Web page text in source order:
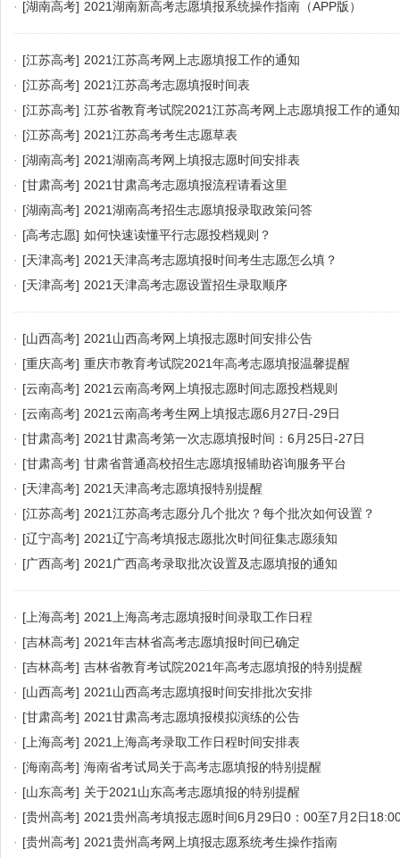
· [湖南高考] 2021湖南新高考志愿填报系统操作指南（APP版）
· [江苏高考] 2021江苏高考网上志愿填报工作的通知
· [江苏高考] 2021江苏高考志愿填报时间表
· [江苏高考] 江苏省教育考试院2021江苏高考网上志愿填报工作的通知
· [江苏高考] 2021江苏高考考生志愿草表
· [湖南高考] 2021湖南高考网上填报志愿时间安排表
· [甘肃高考] 2021甘肃高考志愿填报流程请看这里
· [湖南高考] 2021湖南高考招生志愿填报录取政策问答
· [高考志愿] 如何快速读懂平行志愿投档规则？
· [天津高考] 2021天津高考志愿填报时间考生志愿怎么填？
· [天津高考] 2021天津高考志愿设置招生录取顺序
· [山西高考] 2021山西高考网上填报志愿时间安排公告
· [重庆高考] 重庆市教育考试院2021年高考志愿填报温馨提醒
· [云南高考] 2021云南高考网上填报志愿时间志愿投档规则
· [云南高考] 2021云南高考考生网上填报志愿6月27日-29日
· [甘肃高考] 2021甘肃高考第一次志愿填报时间：6月25日-27日
· [甘肃高考] 甘肃省普通高校招生志愿填报辅助咨询服务平台
（https://gs.gaozhaobang.com）
· [天津高考] 2021天津高考志愿填报特别提醒
· [江苏高考] 2021江苏高考志愿分几个批次？每个批次如何设置？
· [辽宁高考] 2021辽宁高考填报志愿批次时间征集志愿须知
· [广西高考] 2021广西高考录取批次设置及志愿填报的通知
· [上海高考] 2021上海高考志愿填报时间录取工作日程
· [吉林高考] 2021年吉林省高考志愿填报时间已确定
· [吉林高考] 吉林省教育考试院2021年高考志愿填报的特别提醒
· [山西高考] 2021山西高考志愿填报时间安排批次安排
· [甘肃高考] 2021甘肃高考志愿填报模拟演练的公告
· [上海高考] 2021上海高考录取工作日程时间安排表
· [海南高考] 海南省考试局关于高考志愿填报的特别提醒
· [山东高考] 关于2021山东高考志愿填报的特别提醒
· [贵州高考] 2021贵州高考填报志愿时间6月29日0：00至7月2日
· [贵州高考] 2021贵州高考网上填报志愿系统考生操作指南